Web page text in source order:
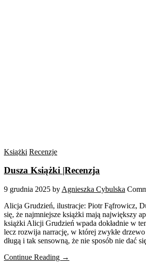
Książki Recenzje
Dusza Książki |Recenzja
9 grudnia 2025 by Agnieszka Cybulska
Alicja Grudzień, ilustracje: Piotr Fąfrowicz,
się, że najmniejsze książki mają największy
książki Alicji Grudzień wpada dokładnie w
lecz rozwija narrację, w której zwykłe
długą i tak sensowną, że nie sposób nie dać
Continue Reading →